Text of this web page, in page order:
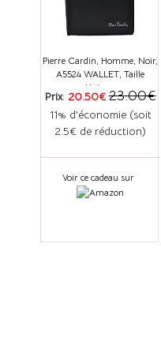
Pierre Cardin, Homme, Noir,
A5524 WALLET, Taille
Unique,
Prix: 20.50€ 23.00€
11% d'économie (soit
2.5€ de réduction)
Voir ce cadeau sur